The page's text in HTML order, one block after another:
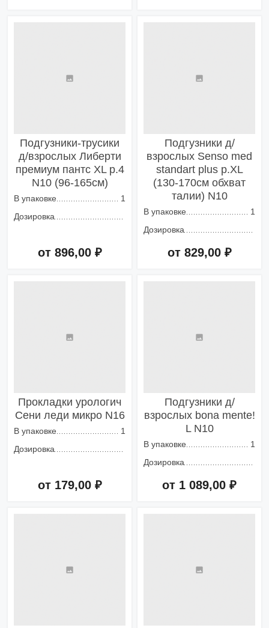
Подгузники-трусики
д/взрослых Либерти
премиум пантс XL р.4
N10 (96-165см)
В упаковке
1
Дозировка
от 896,00 ₽
Подгузники д/
взрослых Senso med
standart plus р.XL
(130-170см обхват
талии) N10
В упаковке
1
Дозировка
от 829,00 ₽
Прокладки урологич
Сени леди микро N16
В упаковке
1
Дозировка
от 179,00 ₽
Подгузники д/
взрослых bona mente!
L N10
В упаковке
1
Дозировка
от 1 089,00 ₽